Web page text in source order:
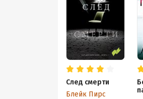
След смерти
Блейк Пирс